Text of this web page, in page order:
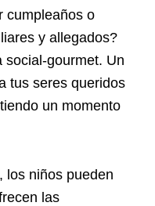
cumpleaños o
y allegados?
social-gourmet. Un
tus seres queridos
un momento
los niños pueden
las